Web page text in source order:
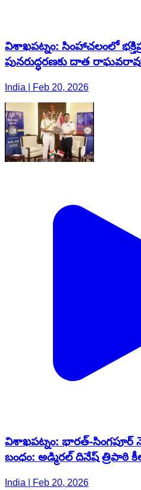
విశాఖపట్నం: సింహాచలంలో
పునరుద్ధరణకు దాత
India | Feb 20, 2026
విశాఖపట్నం: భారత్-సింగపూర్
బంధం: అడ్మిరల్ దినేష్ త్రిపాఠి
India | Feb 20, 2026